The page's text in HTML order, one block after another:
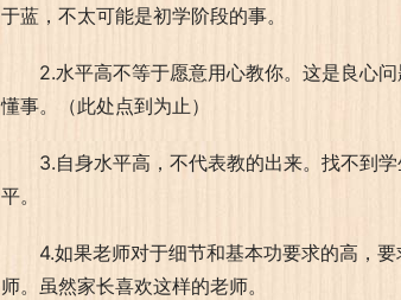
于蓝，不太可能是初学阶段的事。
2.水平高不等于愿意用心教你。这是良心
懂事。（此处点到为止）
3.自身水平高，不代表教的出来。找不到
平。
4.如果老师对于细节和基本功要求的高，
师。虽然家长喜欢这样的老师。